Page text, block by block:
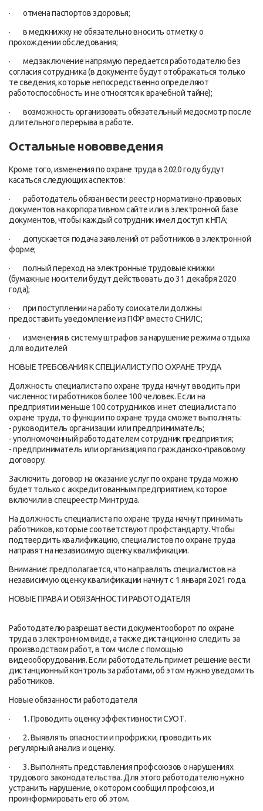
· отмена паспортов здоровья;
· в медкнижку не обязательно вносить отметку о
прохождении обследования;
· медзаключение напрямую передается работодателю без
согласия сотрудника (в документе будут отображаться только
те сведения, которые непосредственно определяют
работоспособность и не относятся к врачебной тайне);
· возможность организовать обязательный медосмотр после
длительного перерыва в работе.
Остальные нововведения
Кроме того, изменения по охране труда в 2020 году будут
касаться следующих аспектов:
· работодатель обязан вести реестр нормативно-правовых
документов на корпоративном сайте или в электронной базе
документов, чтобы каждый сотрудник имел доступ к НПА;
· допускается подача заявлений от работников в электронной
форме;
· полный переход на электронные трудовые книжки
(бумажные носители будут действовать до 31 декабря 2020
года);
· при поступлении на работу соискатели должны
предоставить уведомление из ПФР вместо СНИЛС;
· изменения в систему штрафов за нарушение режима отдыха
для водителей
НОВЫЕ ТРЕБОВАНИЯ К СПЕЦИАЛИСТУ ПО ОХРАНЕ ТРУДА
Должность специалиста по охране труда начнут вводить при
численности работников более 100 человек. Если на
предприятии меньше 100 сотрудников и нет специалиста по
охране труда, то функции по охране труда сможет выполнять:
- руководитель организации или предприниматель;
- уполномоченный работодателем сотрудник предприятия;
- предприниматель или организация по гражданско-правовому
договору.
Заключить договор на оказание услуг по охране труда можно
будет только с аккредитованным предприятием, которое
включили в спецреестр Минтруда.
На должность специалиста по охране труда начнут принимать
работников, которые соответствуют профстандарту. Чтобы
подтвердить квалификацию, специалистов по охране труда
направят на независимую оценку квалификации.
Внимание: предполагается, что направлять специалистов на
независимую оценку квалификации начнут с 1 января 2021 года.
НОВЫЕ ПРАВА И ОБЯЗАННОСТИ РАБОТОДАТЕЛЯ
Работодателю разрешат вести документооборот по охране
труда в электронном виде, а также дистанционно следить за
производством работ, в том числе с помощью
видеооборудования. Если работодатель примет решение вести
дистанционный контроль за работами, об этом нужно уведомить
работников.
Новые обязанности работодателя
· 1. Проводить оценку эффективности СУОТ.
· 2. Выявлять опасности и профриски, проводить их
регулярный анализ и оценку.
· 3. Выполнять представления профсоюзов о нарушениях
трудового законодательства. Для этого работодателю нужно
устранить нарушение, о котором сообщил профсоюз, и
проинформировать его об этом.